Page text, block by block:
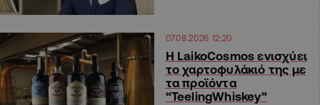
07.08.2026 12:20
Η LaikoCosmos ενισχύει
το χαρτοφυλάκιό της με
τα προϊόντα
“TeelingWhiskey”